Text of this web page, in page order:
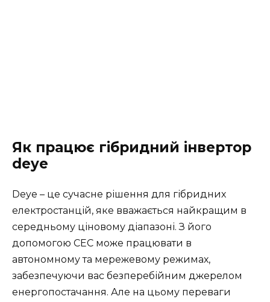
Як працює гібридний інвертор
deye
Deye – це сучасне рішення для гібридних
електростанцій, яке вважається найкращим в
середньому ціновому діапазоні. З його
допомогою СЕС може працювати в
автономному та мережевому режимах,
забезпечуючи вас безперебійним джерелом
енергопостачання. Але на цьому переваги